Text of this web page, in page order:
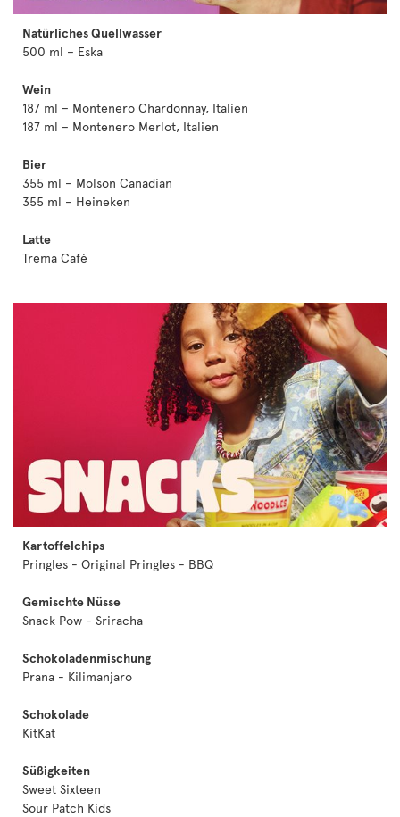
Natürliches Quellwasser
500 ml – Eska
Wein
187 ml – Montenero Chardonnay, Italien
187 ml – Montenero Merlot, Italien
Bier
355 ml – Molson Canadian
355 ml – Heineken
Latte
Trema Café
Kartoffelchips
Pringles - Original Pringles - BBQ
Gemischte Nüsse
Snack Pow - Sriracha
Schokoladenmischung
Prana - Kilimanjaro
Schokolade
KitKat
Süßigkeiten
Sweet Sixteen
Sour Patch Kids